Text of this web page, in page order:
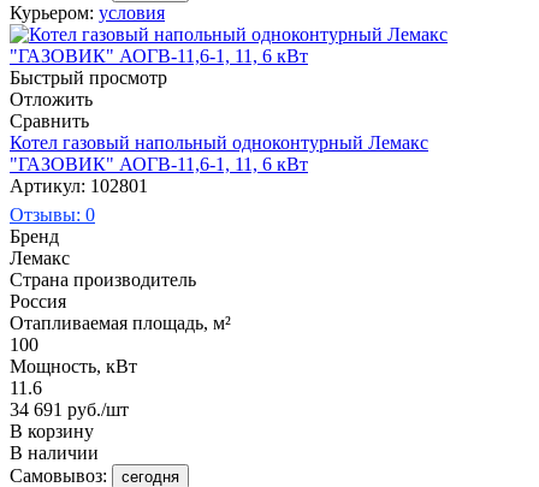
Курьером: условия
Быстрый просмотр
Отложить
Сравнить
Котел газовый напольный одноконтурный Лемакс
"ГАЗОВИК" АОГВ-11,6-1, 11, 6 кВт
Артикул: 102801
Отзывы: 0
Бренд
Лемакс
Страна производитель
Россия
Отапливаемая площадь, м²
100
Мощность, кВт
11.6
34 691 руб./шт
В корзину
В наличии
Самовывоз:
сегодня